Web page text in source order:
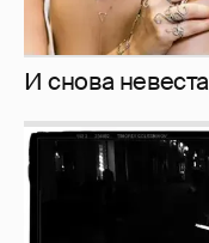
И снова невеста